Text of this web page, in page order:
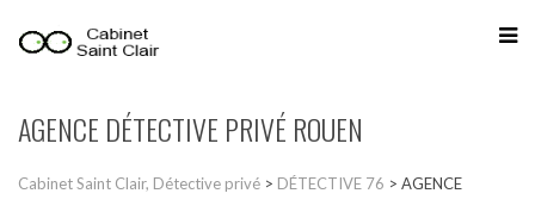
AGENCE DÉTECTIVE PRIVÉ ROUEN
Cabinet Saint Clair, Détective privé > DÉTECTIVE 76 > AGENCE